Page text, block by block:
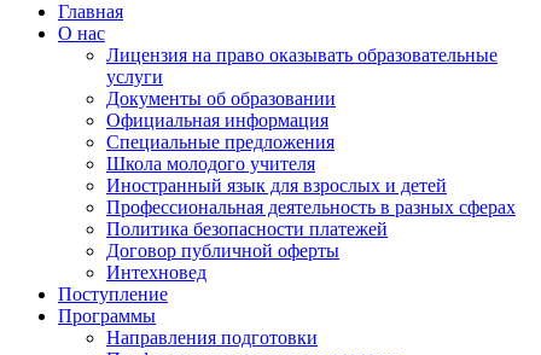
Главная
О нас
Лицензия на право оказывать образовательные
услуги
Документы об образовании
Официальная информация
Специальные предложения
Школа молодого учителя
Иностранный язык для взрослых и детей
Профессиональная деятельность в разных сферах
Политика безопасности платежей
Договор публичной оферты
Интехновед
Поступление
Программы
Направления подготовки